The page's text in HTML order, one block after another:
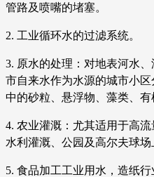
管路及喷嘴的堵塞。
2. 工业循环水的过滤系统。
3. 原水的处理：对地表河水
市自来水作为水源的城市小
中的砂粒、悬浮物、藻类、有
4. 农业灌溉：尤其适用于高
水利灌溉、公园及高尔夫球场
5. 食品加工工业用水，造纸